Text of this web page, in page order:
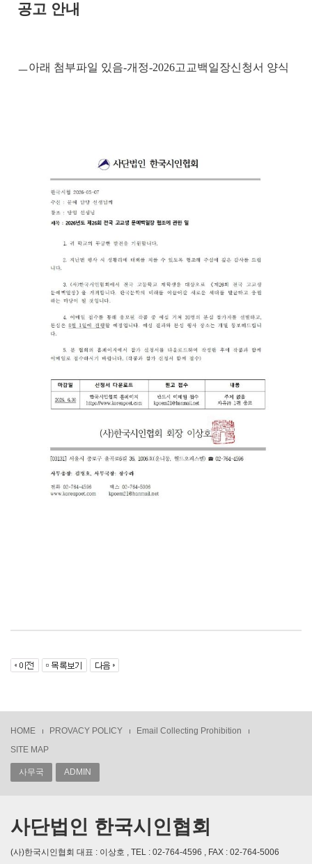
공고 안내
ㅡ아래 첨부파일 있음-개정-2026고교백일장신청서 양식
HOME PROVACY POLICY
Email Collecting Prohibition
SITE MAP
사무국 ADMIN
사단법인 한국시인협회
(사)한국시인협회 대표 : 이상호 , TEL : 02-764-4596 , FAX : 02-764-5006